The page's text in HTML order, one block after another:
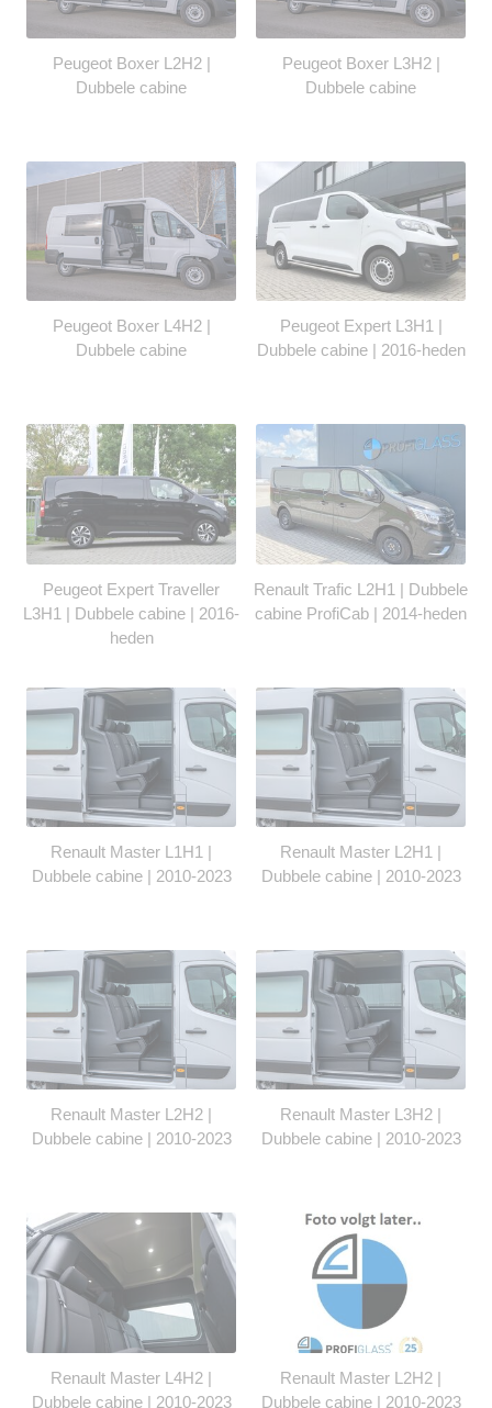
Peugeot Boxer L2H2 |
Dubbele cabine
Peugeot Boxer L3H2 |
Dubbele cabine
Peugeot Boxer L4H2 |
Dubbele cabine
Peugeot Expert L3H1 |
Dubbele cabine | 2016-heden
Peugeot Expert Traveller
L3H1 | Dubbele cabine | 2016-
heden
Renault Trafic L2H1 | Dubbele
cabine ProfiCab | 2014-heden
Renault Master L1H1 |
Dubbele cabine | 2010-2023
Renault Master L2H1 |
Dubbele cabine | 2010-2023
Renault Master L2H2 |
Dubbele cabine | 2010-2023
Renault Master L3H2 |
Dubbele cabine | 2010-2023
Renault Master L4H2 |
Dubbele cabine | 2010-2023
Renault Master L2H2 |
Dubbele cabine | 2010-2023